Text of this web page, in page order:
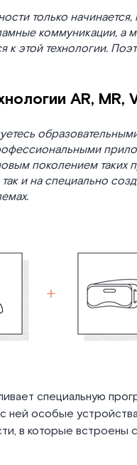
только
коммуникации, а
к этой технологии.
AR, MR,
поколением таких
и на специально
специальную
ней особые
в которые встроены